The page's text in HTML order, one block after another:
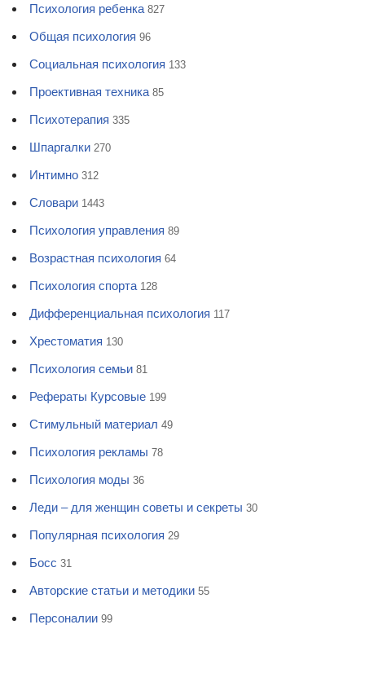
Психология ребенка 827
Общая психология 96
Социальная психология 133
Проективная техника 85
Психотерапия 335
Шпаргалки 270
Интимно 312
Словари 1443
Психология управления 89
Возрастная психология 64
Психология спорта 128
Дифференциальная психология 117
Хрестоматия 130
Психология семьи 81
Рефераты Курсовые 199
Стимульный материал 49
Психология рекламы 78
Психология моды 36
Леди – для женщин советы и секреты 30
Популярная психология 29
Босс 31
Авторские статьи и методики 55
Персоналии 99